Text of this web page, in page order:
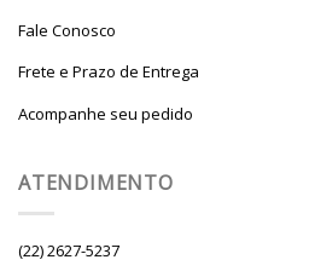
Fale Conosco
Frete e Prazo de Entrega
Acompanhe seu pedido
ATENDIMENTO
(22) 2627-5237